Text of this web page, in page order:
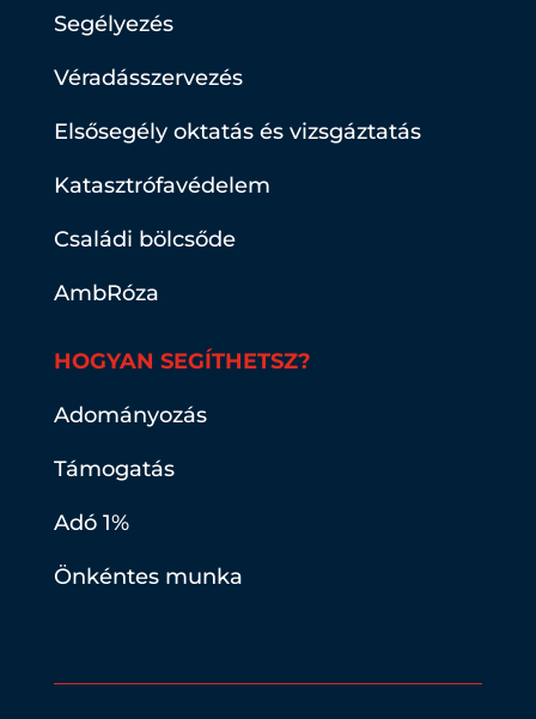
Segélyezés
Véradásszervezés
Elsősegély oktatás és vizsgáztatás
Katasztrófavédelem
Családi bölcsőde
AmbRóza
HOGYAN SEGÍTHETSZ?
Adományozás
Támogatás
Adó 1%
Önkéntes munka